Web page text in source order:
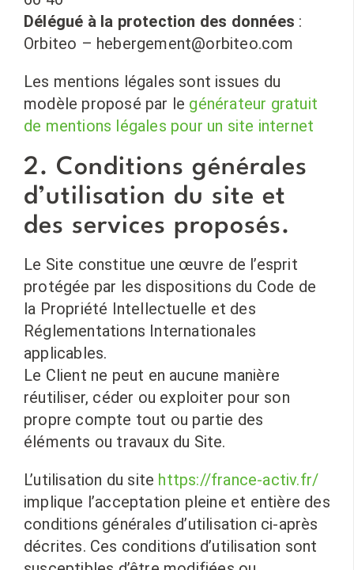
Délégué à la protection des données :
Orbiteo – hebergement@orbiteo.com
Les mentions légales sont issues du
modèle proposé par le générateur gratuit
de mentions légales pour un site internet
2. Conditions générales
d’utilisation du site et
des services proposés.
Le Site constitue une œuvre de l’esprit
protégée par les dispositions du Code de
la Propriété Intellectuelle et des
Réglementations Internationales
applicables.
Le Client ne peut en aucune manière
réutiliser, céder ou exploiter pour son
propre compte tout ou partie des
éléments ou travaux du Site.
L’utilisation du site https://france-activ.fr/
implique l’acceptation pleine et entière des
conditions générales d’utilisation ci-après
décrites. Ces conditions d’utilisation sont